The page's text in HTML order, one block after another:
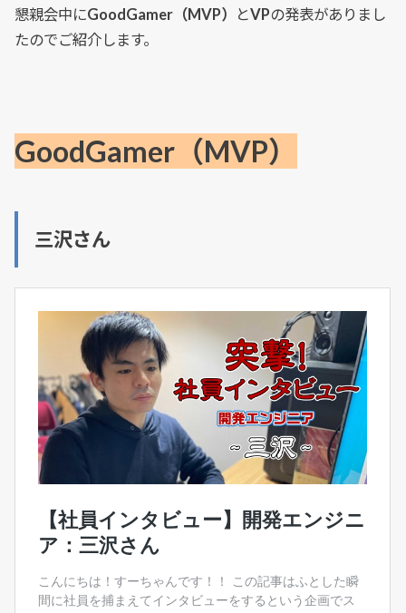
懇親会中にGoodGamer（MVP） とVPの発表がありまし
たのでご紹介します。
GoodGamer（MVP）
三沢さん